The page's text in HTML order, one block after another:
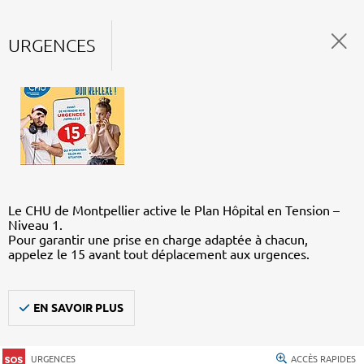
URGENCES
Le CHU de Montpellier active le Plan Hôpital en Tension –
Niveau 1.
Pour garantir une prise en charge adaptée à chacun,
appelez le 15 avant tout déplacement aux urgences.
EN SAVOIR PLUS
URGENCES ACCÈS RAPIDES